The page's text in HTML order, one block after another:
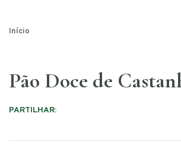
Início
Pão Doce de
PARTILHAR: